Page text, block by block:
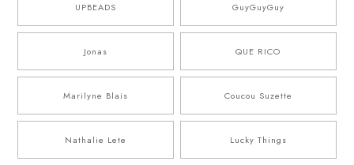
UPBEADS GuyGuyGuy
Jonas QUE RICO
Marilyne Blais Coucou Suzette
Nathalie Lete Lucky Things